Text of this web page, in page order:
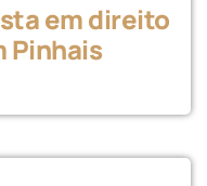
em direito
Pinhais